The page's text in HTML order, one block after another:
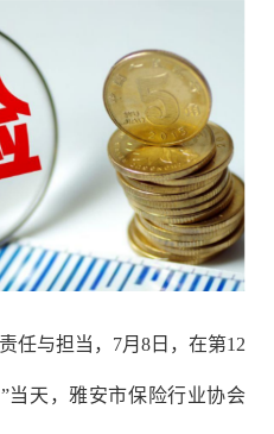
任与担当，7月8日，在第12
当天，雅安市保险行业协会